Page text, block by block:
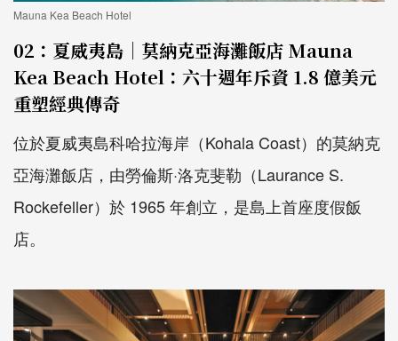
Mauna Kea Beach Hotel
02：夏威夷島｜莫納克亞海灘飯店 Mauna
Kea Beach Hotel：六十週年斥資 1.8 億美元
重塑經典傳奇
位於夏威夷島科哈拉海岸（Kohala Coast）的莫納克
亞海灘飯店，由勞倫斯·洛克斐勒（Laurance S.
Rockefeller）於 1965 年創立，是島上首座度假飯
店。